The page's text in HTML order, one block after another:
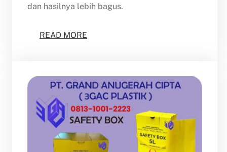
dan hasilnya lebih bagus.
READ MORE